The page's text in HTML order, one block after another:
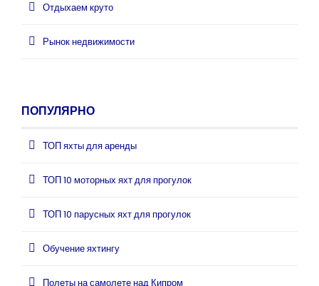
Отдыхаем круто
Рынок недвижимости
ПОПУЛЯРНО
ТОП яхты для аренды
ТОП 10 моторных яхт для прогулок
ТОП 10 парусных яхт для прогулок
Обучение яхтингу
Полеты на самолете над Кипром